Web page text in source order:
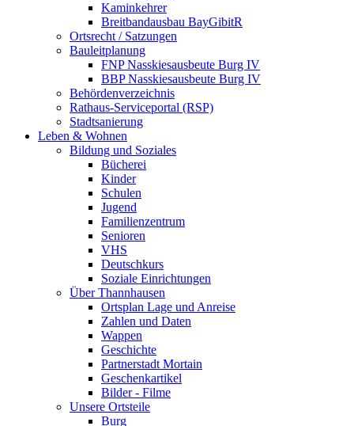
Kaminkehrer
Breitbandausbau BayGibitR
Ortsrecht / Satzungen
Bauleitplanung
FNP Nasskiesausbeute Burg IV
BBP Nasskiesausbeute Burg IV
Behördenverzeichnis
Rathaus-Serviceportal (RSP)
Stadtsanierung
Leben & Wohnen
Bildung und Soziales
Bücherei
Kinder
Schulen
Jugend
Familienzentrum
Senioren
VHS
Deutschkurs
Soziale Einrichtungen
Über Thannhausen
Ortsplan Lage und Anreise
Zahlen und Daten
Wappen
Geschichte
Partnerstadt Mortain
Geschenkartikel
Bilder - Filme
Unsere Ortsteile
Burg